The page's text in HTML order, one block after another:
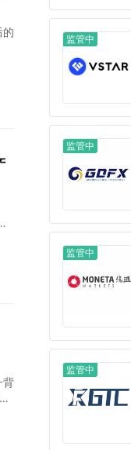
的
背
监管中
监管中
监管中
监管中